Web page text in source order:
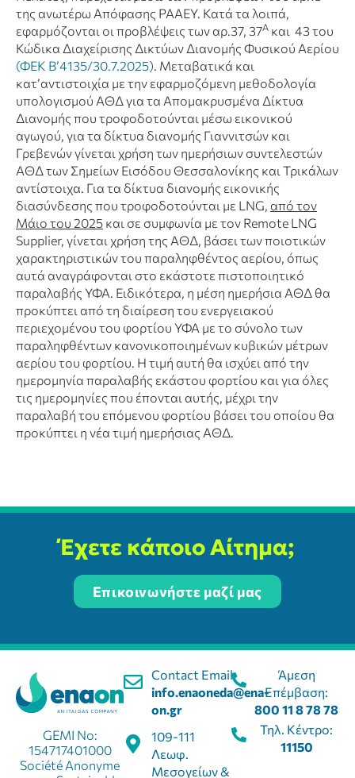
της ανωτέρω Απόφασης ΡΑΑΕΥ. Κατά τα λοιπά,
εφαρμόζονται οι προβλέψεις των αρ.37, 37Α και 43 του
Κώδικα Διαχείρισης Δικτύων Διανομής Φυσικού Αερίου
(ΦΕΚ Β’4135/30.7.2025). Μεταβατικά και
κατ’αντιστοιχία με την εφαρμοζόμενη μεθοδολογία
υπολογισμού ΑΘΔ για τα Απομακρυσμένα Δίκτυα
Διανομής που τροφοδοτούνται μέσω εικονικού
αγωγού, για τα δίκτυα διανομής Γιαννιτσών και
Γρεβενών γίνεται χρήση των ημερήσιων συντελεστών
ΑΘΔ των Σημείων Εισόδου Θεσσαλονίκης και Τρικάλων
αντίστοιχα. Για τα δίκτυα διανομής εικονικής
διασύνδεσης που τροφοδοτούνται με LNG, από τον
Μάιο του 2025 και σε συμφωνία με τον Remote LNG
Supplier, γίνεται χρήση της ΑΘΔ, βάσει των ποιοτικών
χαρακτηριστικών του παραληφθέντος αερίου, όπως
αυτά αναγράφονται στο εκάστοτε πιστοποιητικό
παραλαβής ΥΦΑ. Ειδικότερα, η μέση ημερήσια ΑΘΔ θα
προκύπτει από τη διαίρεση του ενεργειακού
περιεχομένου του φορτίου ΥΦΑ με το σύνολο των
παραληφθέντων κανονικοποιημένων κυβικών μέτρων
αερίου του φορτίου. Η τιμή αυτή θα ισχύει από την
ημερομηνία παραλαβής εκάστου φορτίου και για όλες
τις ημερομηνίες που έπονται αυτής, μέχρι την
παραλαβή του επόμενου φορτίου βάσει του οποίου θα
προκύπτει η νέα τιμή ημερήσιας ΑΘΔ.
Έχετε κάποιο Αίτημα;
Επικοινωνήστε μαζί μας
Contact Email:
info.enaoneda@ena-
on.gr
109-111
Λεωφ.
Μεσογείων &
GEMI No:
154717401000
Société Anonyme
Άμεση
Επέμβαση:
800 11 8 78 78
Τηλ. Κέντρο:
11150